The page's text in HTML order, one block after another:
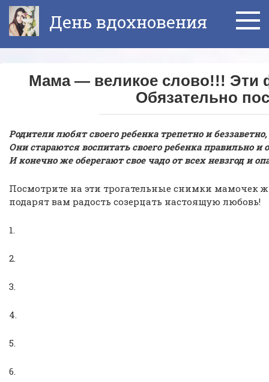
Перейти
контенту
День вдохновения
Мама — великое слово!!! Эти
Обязательно
Родители любят своего ребенка трепетно и
Они стараются воспитать своего ребенка правильно
И конечно же оберегают свое чадо от всех невзгод и
Посмотрите на эти трогательные снимки мамочек
подарят вам радость созерцать настоящую любовь!
1.
2.
3.
4.
5.
6.